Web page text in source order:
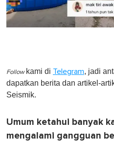
Follow kami di Telegram, jadi
dapatkan berita dan artikel-
Seismik.
Umum ketahui banyak
mengalami gangguan